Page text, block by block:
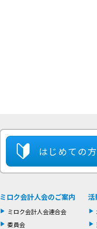
はじめての方
ミロク会計人会のご案内
ミロク会計人会連合会
委員会
活